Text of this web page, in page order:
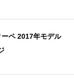
ペ 2017年モデル